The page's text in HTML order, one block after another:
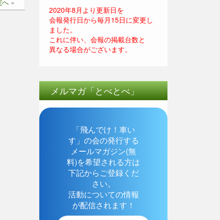
2020年8月より更新日を
会報発行日から毎月15日に変更し
ました。
これに伴い、会報の掲載台数と
異なる場合がございます。
メルマガ「とべとべ」
「飛んでけ！車い
す」の会の発行する
メールマガジン(無
料)を希望される方は
下記からご登録くだ
さい。
活動についての情報
が配信されます！